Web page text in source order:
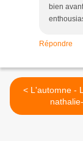
bien
Répondre
< L'automne - Le blog de